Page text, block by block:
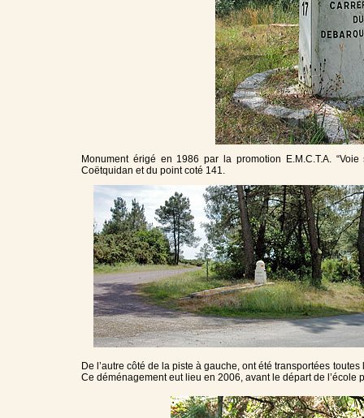
Monument érigé en 1986 par la promotion E.M.C.T.A.
Coëtquidan et du point coté 141.
De l’autre côté de la piste à gauche, ont été transportées
Ce déménagement eut lieu en 2006, avant le départ de l’école